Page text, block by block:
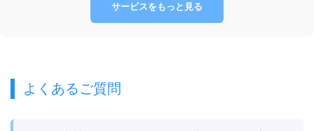
サービスをもっと見る
よくあるご質問